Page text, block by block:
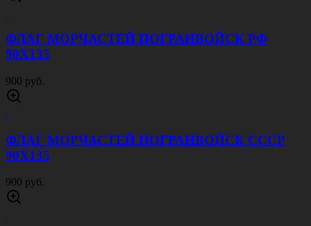
ФЛАГ МОРЧАСТЕЙ ПОГРАНВОЙСК РФ
90Х135
900 руб.
ФЛАГ МОРЧАСТЕЙ ПОГРАНВОЙСК СССР
90Х135
900 руб.